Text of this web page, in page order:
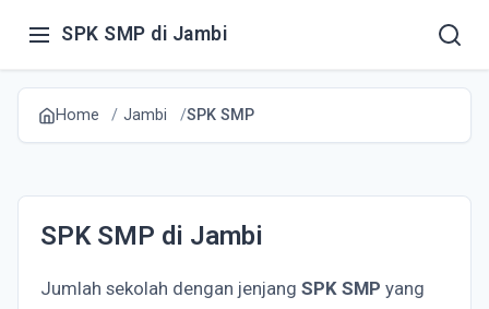
SPK SMP di Jambi
Home Jambi SPK SMP
SPK SMP di Jambi
Jumlah sekolah dengan jenjang SPK SMP yang